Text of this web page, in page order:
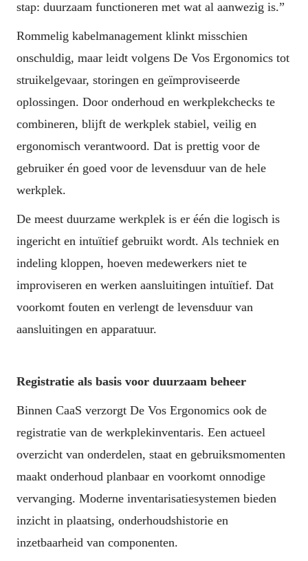
stap: duurzaam functioneren met wat al aanwezig is.”
Rommelig kabelmanagement klinkt misschien
onschuldig, maar leidt volgens De Vos Ergonomics tot
struikelgevaar, storingen en geïmproviseerde
oplossingen. Door onderhoud en werkplekchecks te
combineren, blijft de werkplek stabiel, veilig en
ergonomisch verantwoord. Dat is prettig voor de
gebruiker én goed voor de levensduur van de hele
werkplek.
De meest duurzame werkplek is er één die logisch is
ingericht en intuïtief gebruikt wordt. Als techniek en
indeling kloppen, hoeven medewerkers niet te
improviseren en werken aansluitingen intuïtief. Dat
voorkomt fouten en verlengt de levensduur van
aansluitingen en apparatuur.
Registratie als basis voor duurzaam beheer
Binnen CaaS verzorgt De Vos Ergonomics ook de
registratie van de werkplekinventaris. Een actueel
overzicht van onderdelen, staat en gebruiksmomenten
maakt onderhoud planbaar en voorkomt onnodige
vervanging. Moderne inventarisatiesystemen bieden
inzicht in plaatsing, onderhoudshistorie en
inzetbaarheid van componenten.